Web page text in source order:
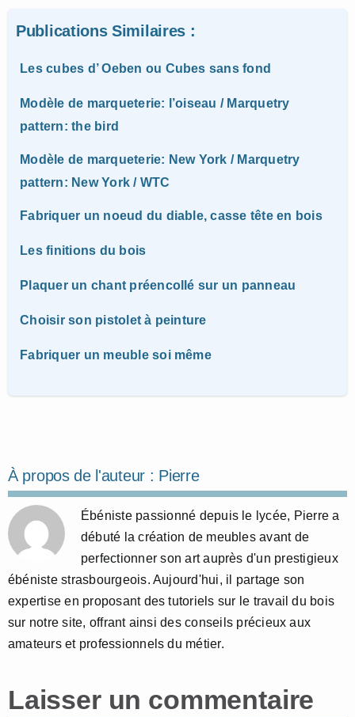
Publications Similaires :
Les cubes d’ Oeben ou Cubes sans fond
Modèle de marqueterie: l’oiseau / Marquetry
pattern: the bird
Modèle de marqueterie: New York / Marquetry
pattern: New York / WTC
Fabriquer un noeud du diable, casse tête en bois
Les finitions du bois
Plaquer un chant préencollé sur un panneau
Choisir son pistolet à peinture
Fabriquer un meuble soi même
À propos de l'auteur : Pierre
Ébéniste passionné depuis le lycée, Pierre a
débuté la création de meubles avant de
perfectionner son art auprès d'un prestigieux
ébéniste strasbourgeois. Aujourd'hui, il partage son
expertise en proposant des tutoriels sur le travail du bois
sur notre site, offrant ainsi des conseils précieux aux
amateurs et professionnels du métier.
Laisser un commentaire